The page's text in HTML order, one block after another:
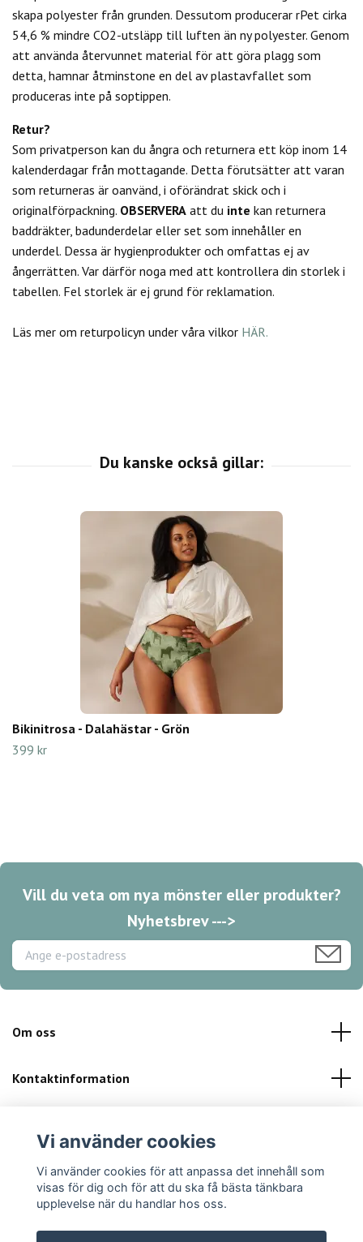
skapa polyester från grunden. Dessutom producerar rPet cirka
54,6 % mindre CO2-utsläpp till luften än ny polyester. Genom
att använda återvunnet material för att göra plagg som
detta, hamnar åtminstone en del av plastavfallet som
produceras inte på soptippen.
Retur?
Som privatperson kan du ångra och returnera ett köp inom 14
kalenderdagar från mottagande. Detta förutsätter att varan
som returneras är oanvänd, i oförändrat skick och i
originalförpackning. OBSERVERA att du inte kan returnera
baddräkter, badunderdelar eller set som innehåller en
underdel. Dessa är hygienprodukter och omfattas ej av
ångerrätten. Var därför noga med att kontrollera din storlek i
tabellen. Fel storlek är ej grund för reklamation.
Läs mer om returpolicyn under våra vilkor HÄR.
Bikinitrosa - Dalahästar - Grön
399 kr
Vill du veta om nya mönster eller produkter?
Nyhetsbrev --->
Om oss
Kontaktinformation
Sociala medier
Vi använder cookies
Vi använder cookies för att anpassa det innehåll som
visas för dig och för att du ska få bästa tänkbara
upplevelse när du handlar hos oss.